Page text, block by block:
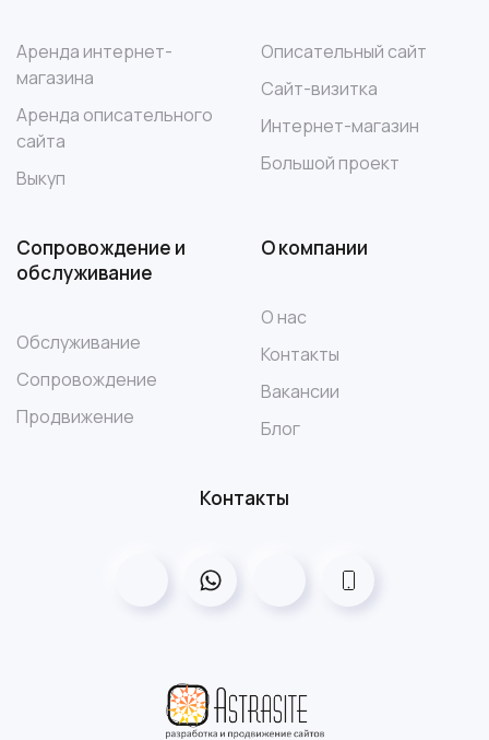
Аренда интернет-
магазина
Аренда описательного
сайта
Выкуп
Описательный сайт
Сайт-визитка
Интернет-магазин
Большой проект
Сопровождение и
обслуживание
Обслуживание
Сопровождение
Продвижение
О компании
О нас
Контакты
Вакансии
Блог
Контакты